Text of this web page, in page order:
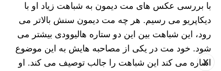
X
با بررسی عکس های مت دیمون به شباهت زیاد او با
دیکاپریو می رسیم. هر چه مت دیمون سنش بالاتر می
رود، این شباهت بین این دو ستاره هالیوودی بیشتر می
شود. خود مت در یکی از مصاحبه هایش به این موضوع
اشاره می کند این شباهت را جالب توصیف می کند. او